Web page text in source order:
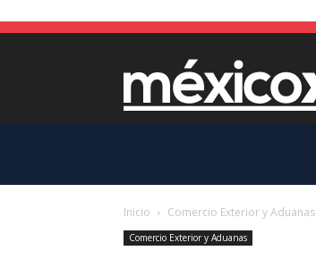
Inicio Comercio Exterior y Aduanas
Comercio Exterior y Aduanas